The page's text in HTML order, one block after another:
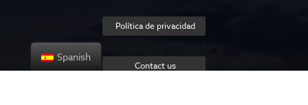
Política de privacidad
Contact us
Spanish